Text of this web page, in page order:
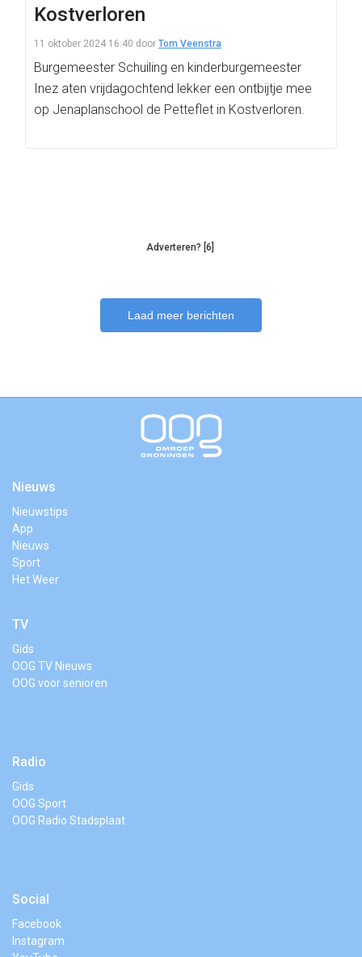
Kostverloren
11 oktober 2024 16:40 door Tom Veenstra
Burgemeester Schuiling en kinderburgemeester
Inez aten vrijdagochtend lekker een ontbijtje mee
op Jenaplanschool de Petteflet in Kostverloren.
Adverteren? [6]
Laad meer berichten
Nieuws
Nieuwstips
App
Nieuws
Sport
Het Weer
TV
Gids
OOG TV Nieuws
OOG voor senioren
Radio
Gids
OOG Sport
OOG Radio Stadsplaat
Social
Facebook
Instagram